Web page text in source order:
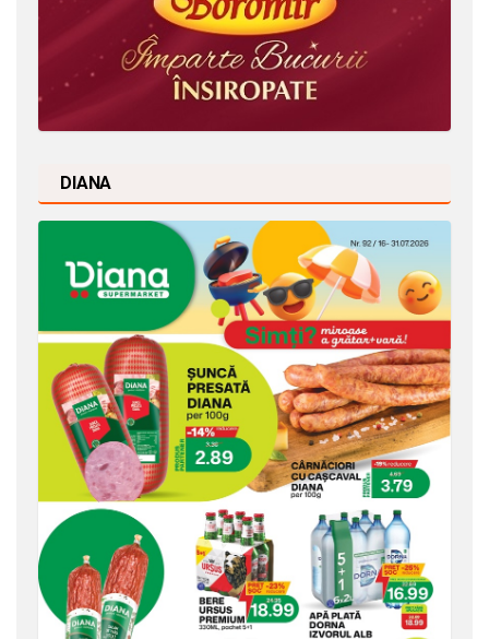
DIANA